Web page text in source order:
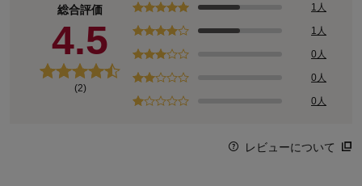
総合評価
4.5
(2)
1人
1人
0人
0人
0人
レビューについて